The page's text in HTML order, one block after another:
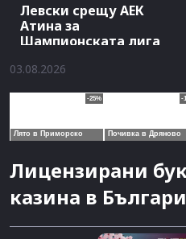
Левски срещу АЕК
Атина за
Шампионската лига
03.08.2026
Лицензирани
казина в